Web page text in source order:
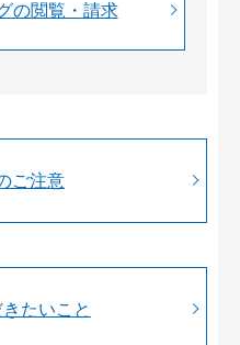
の閲覧・請求
ご注意
たいこと